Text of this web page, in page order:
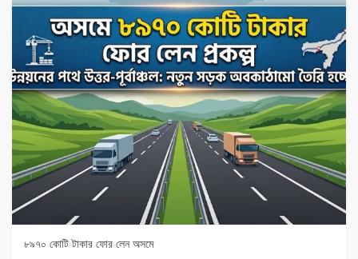
৮৯৭০ কোটি টাকার ফোর লেন অসমে